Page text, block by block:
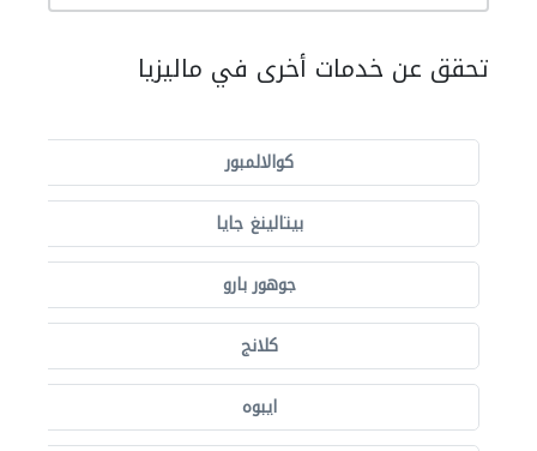
تحقق عن خدمات أخرى في ماليزيا
كوالالمبور
بيتالينغ جايا
جوهور بارو
كلانج
ايبوه